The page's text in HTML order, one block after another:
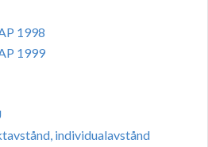
1998
1999
individualavstånd